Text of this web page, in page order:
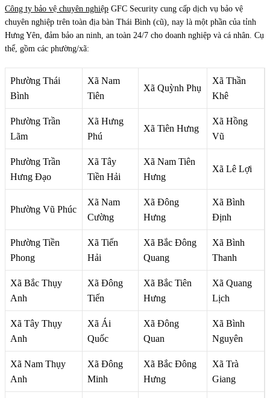
Công ty bảo vệ chuyên nghiệp GFC Security cung cấp dịch vụ bảo vệ
chuyên nghiệp trên toàn địa bàn Thái Bình (cũ), nay là một phần của tỉnh
Hưng Yên, đảm bảo an ninh, an toàn 24/7 cho doanh nghiệp và cá nhân. Cụ
thể, gồm các phường/xã:
Phường Thái
Bình
Xã Nam
Tiên
Xã Quỳnh Phụ
Xã Thần
Khê
Phường Trần
Lãm
Xã Hưng
Phú
Xã Tiên Hưng
Xã Hồng
Vũ
Phường Trần
Hưng Đạo
Xã Tây
Tiền Hải
Xã Nam Tiên
Hưng
Xã Lê Lợi
Phường Vũ Phúc
Xã Nam
Cường
Xã Đông
Hưng
Xã Bình
Định
Phường Tiền
Phong
Xã Tiến
Hải
Xã Bắc Đông
Quang
Xã Bình
Thanh
Xã Bắc Thụy
Anh
Xã Đông
Tiến
Xã Bắc Tiên
Hưng
Xã Quang
Lịch
Xã Tây Thụy
Anh
Xã Ái
Quốc
Xã Đông
Quan
Xã Bình
Nguyên
Xã Nam Thụy
Anh
Xã Đông
Minh
Xã Bắc Đông
Hưng
Xã Trà
Giang